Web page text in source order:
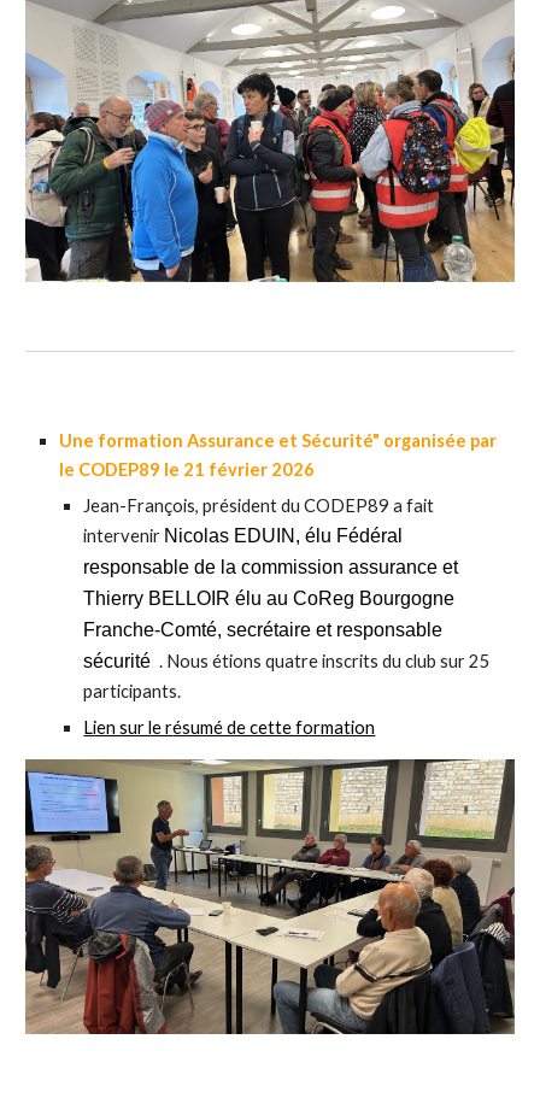
Une formation Assurance et Sécurité" organisée par
le CODEP89 le 21 février 2026
Jean-François, président du CODEP89 a fait
intervenir Nicolas EDUIN, élu Fédéral
responsable de la commission assurance et
Thierry BELLOIR élu au CoReg Bourgogne
Franche-Comté, secrétaire et responsable
sécurité . Nous étionsquatreinscrits du club sur25
participants.
Lien sur le résumé de cette formation